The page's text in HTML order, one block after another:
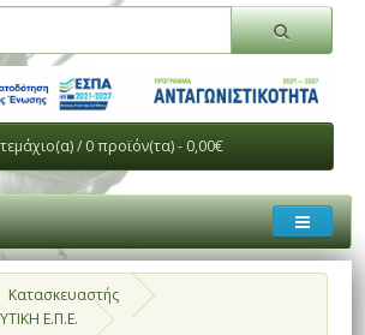
/ 0 προϊόν(τα) - 0,00€
Κατασκευαστής
Ε.Π.Ε.